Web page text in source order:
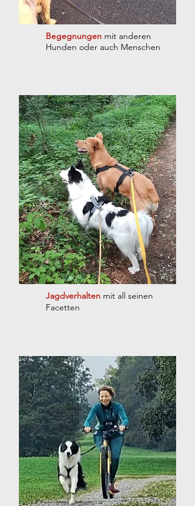
Begegnungen mit anderen
Hunden oder auch Menschen
Jagdverhalten mit all seinen
Facetten